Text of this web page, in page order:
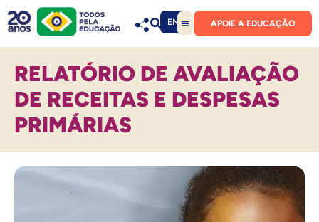
EN APOIE A EDUCAÇÃO
RELATÓRIO DE AVALIAÇÃO
DE RECEITAS E DESPESAS
PRIMÁRIAS